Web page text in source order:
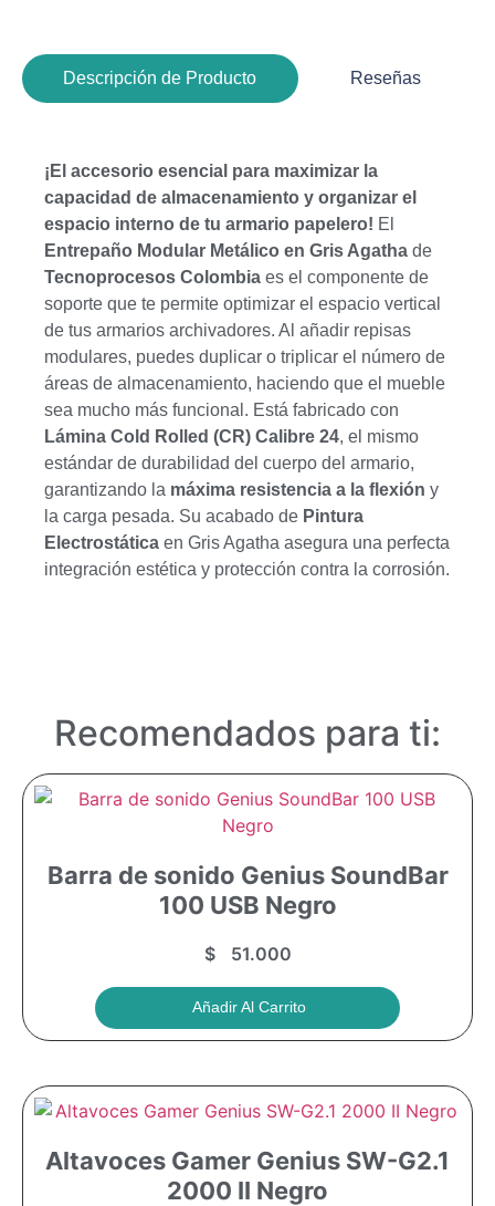
Descripción de Producto Reseñas
¡El accesorio esencial para maximizar la
capacidad de almacenamiento y organizar el
espacio interno de tu armario papelero! El
Entrepaño Modular Metálico en Gris Agatha de
Tecnoprocesos Colombia es el componente de
soporte que te permite optimizar el espacio vertical
de tus armarios archivadores. Al añadir repisas
modulares, puedes duplicar o triplicar el número de
áreas de almacenamiento, haciendo que el mueble
sea mucho más funcional. Está fabricado con
Lámina Cold Rolled (CR) Calibre 24, el mismo
estándar de durabilidad del cuerpo del armario,
garantizando la máxima resistencia a la flexión y
la carga pesada. Su acabado de Pintura
Electrostática en Gris Agatha asegura una perfecta
integración estética y protección contra la corrosión.
Recomendados para ti:
Barra de sonido Genius SoundBar
100 USB Negro
$51.000
Añadir Al Carrito
Altavoces Gamer Genius SW-G2.1
2000 II Negro